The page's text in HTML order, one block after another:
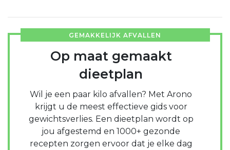
GEMAKKELIJK AFVALLEN
Op maat gemaakt
dieetplan
Wil je een paar kilo afvallen? Met Arono
krijgt u de meest effectieve gids voor
gewichtsverlies. Een dieetplan wordt op
jou afgestemd en 1000+ gezonde
recepten zorgen ervoor dat je elke dag